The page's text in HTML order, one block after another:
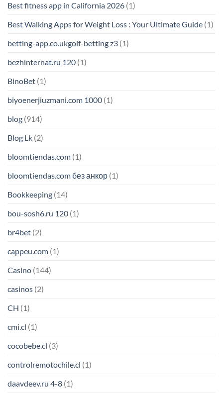
Best fitness app in California 2026 (1)
Best Walking Apps for Weight Loss : Your Ultimate Guide (1)
betting-app.co.ukgolf-betting z3 (1)
bezhinternat.ru 120 (1)
BinoBet (1)
biyoenerjiuzmani.com 1000 (1)
blog (914)
Blog Lk (2)
bloomtiendas.com (1)
bloomtiendas.com без анкор (1)
Bookkeeping (14)
bou-sosh6.ru 120 (1)
br4bet (2)
cappeu.com (1)
Casino (144)
casinos (2)
CH (1)
cmi.cl (1)
cocobebe.cl (3)
controlremotochile.cl (1)
daavdeev.ru 4-8 (1)